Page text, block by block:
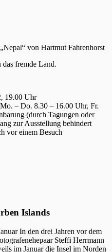
von Hartmut Fahrenhorst
das fremde Land.
19.00 Uhr
– Do. 8.30 – 16.00 Uhr, Fr.
(durch Tagungen oder
zur Ausstellung behindert
vor einem Besuch
Islands
In den drei Jahren vor dem
Steffi Herrmann
im Januar die Insel im Norden